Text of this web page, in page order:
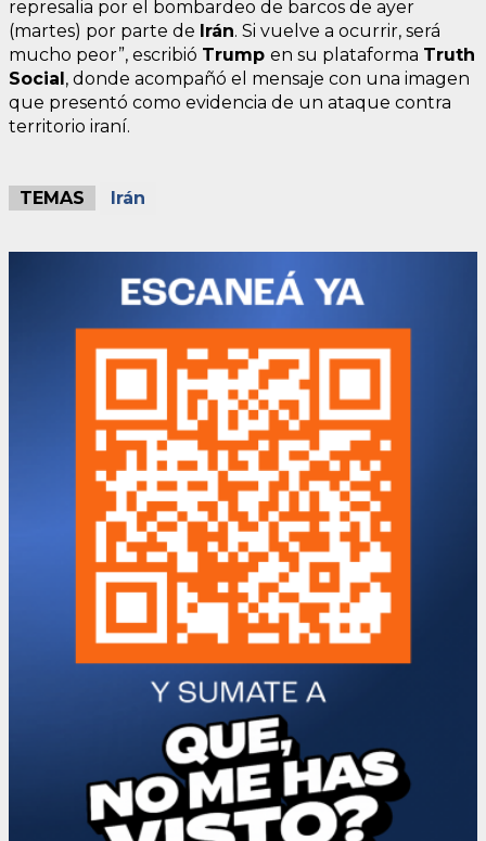
represalia por el bombardeo de barcos de ayer
(martes) por parte de Irán. Si vuelve a ocurrir, será
mucho peor”, escribió Trump en su plataforma Truth
Social, donde acompañó el mensaje con una imagen
que presentó como evidencia de un ataque contra
territorio iraní.
TEMAS Irán